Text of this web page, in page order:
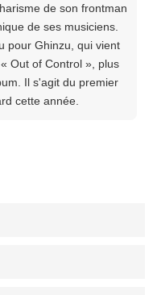
de son frontman
de ses musiciens.
pour Ghinzu, qui vient
Out of Control », plus
Il s'agit du premier
cette année.